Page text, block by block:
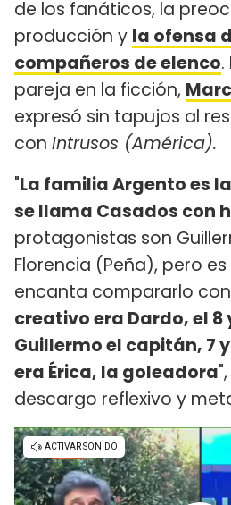
de los fanáticos, la
producción y la ofensa
compañeros de elenco
pareja en la ficción,
expresó sin tapujos al
con Intrusos (América).
"La familia Argento es
se llama Casados con
protagonistas son
Florencia (Peña), pero
encanta compararlo
creativo era Dardo, el 8
Guillermo el capitán, 7 y
era Érica, la goleadora
descargo reflexivo y